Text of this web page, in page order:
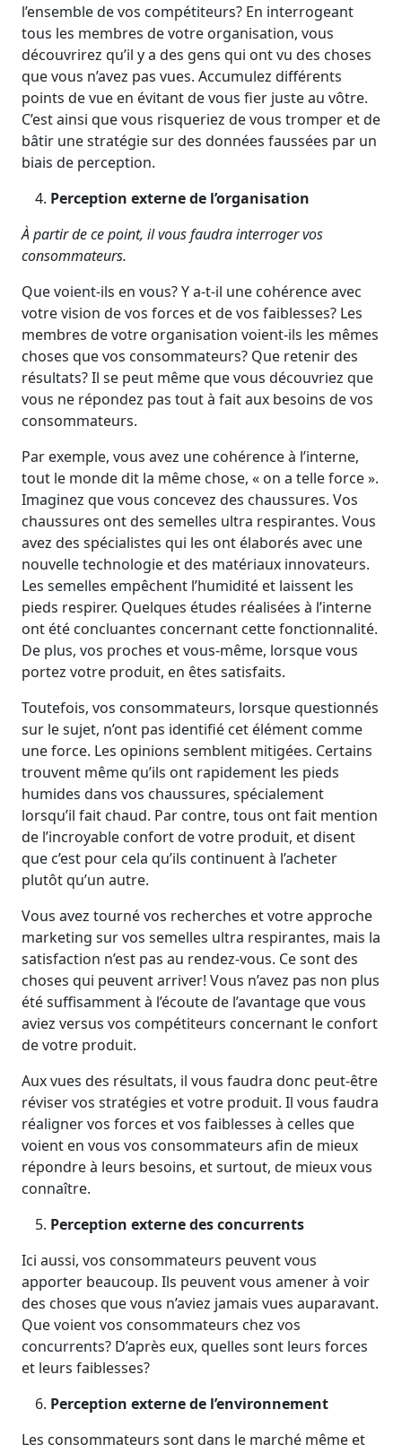
l’ensemble de vos compétiteurs? En interrogeant
tous les membres de votre organisation, vous
découvrirez qu’il y a des gens qui ont vu des choses
que vous n’avez pas vues. Accumulez différents
points de vue en évitant de vous fier juste au vôtre.
C’est ainsi que vous risqueriez de vous tromper et de
bâtir une stratégie sur des données faussées par un
biais de perception.
Perception externe de l’organisation
À partir de ce point, il vous faudra interroger vos
consommateurs.
Que voient-ils en vous? Y a-t-il une cohérence avec
votre vision de vos forces et de vos faiblesses? Les
membres de votre organisation voient-ils les mêmes
choses que vos consommateurs? Que retenir des
résultats? Il se peut même que vous découvriez que
vous ne répondez pas tout à fait aux besoins de vos
consommateurs.
Par exemple, vous avez une cohérence à l’interne,
tout le monde dit la même chose, « on a telle force ».
Imaginez que vous concevez des chaussures. Vos
chaussures ont des semelles ultra respirantes. Vous
avez des spécialistes qui les ont élaborés avec une
nouvelle technologie et des matériaux innovateurs.
Les semelles empêchent l’humidité et laissent les
pieds respirer. Quelques études réalisées à l’interne
ont été concluantes concernant cette fonctionnalité.
De plus, vos proches et vous-même, lorsque vous
portez votre produit, en êtes satisfaits.
Toutefois, vos consommateurs, lorsque questionnés
sur le sujet, n’ont pas identifié cet élément comme
une force. Les opinions semblent mitigées. Certains
trouvent même qu’ils ont rapidement les pieds
humides dans vos chaussures, spécialement
lorsqu’il fait chaud. Par contre, tous ont fait mention
de l’incroyable confort de votre produit, et disent
que c’est pour cela qu’ils continuent à l’acheter
plutôt qu’un autre.
Vous avez tourné vos recherches et votre approche
marketing sur vos semelles ultra respirantes, mais la
satisfaction n’est pas au rendez-vous. Ce sont des
choses qui peuvent arriver! Vous n’avez pas non plus
été suffisamment à l’écoute de l’avantage que vous
aviez versus vos compétiteurs concernant le confort
de votre produit.
Aux vues des résultats, il vous faudra donc peut-être
réviser vos stratégies et votre produit. Il vous faudra
réaligner vos forces et vos faiblesses à celles que
voient en vous vos consommateurs afin de mieux
répondre à leurs besoins, et surtout, de mieux vous
connaître.
Perception externe des concurrents
Ici aussi, vos consommateurs peuvent vous
apporter beaucoup. Ils peuvent vous amener à voir
des choses que vous n’aviez jamais vues auparavant.
Que voient vos consommateurs chez vos
concurrents? D’après eux, quelles sont leurs forces
et leurs faiblesses?
Perception externe de l’environnement
Les consommateurs sont dans le marché même et